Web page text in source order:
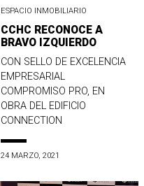
ESPACIO INMOBILIARIO
CCHC RECONOCE A
BRAVO IZQUIERDO
CON SELLO DE EXCELENCIA
EMPRESARIAL
COMPROMISO PRO, EN
OBRA DEL EDIFICIO
CONNECTION
24 MARZO, 2021